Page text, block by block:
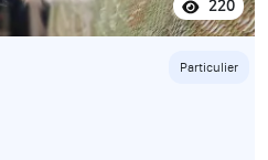
220
Particulier